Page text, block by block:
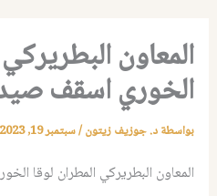
المعاون
الخوري اسقف
بواسطةد. جوزيف زيتون/سبتمبر 19, 2023
المعاون البطريركي المطران لوقا